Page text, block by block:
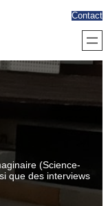
Contact
(Science-
que des interviews